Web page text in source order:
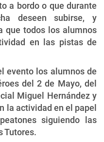
a bordo o que durante
deseen subirse, y
que todos los alumnos
en las pistas de
evento los alumnos de
del 2 de Mayo, del
Miguel Hernández y
la actividad en el papel
siguiendo las
Tutores.